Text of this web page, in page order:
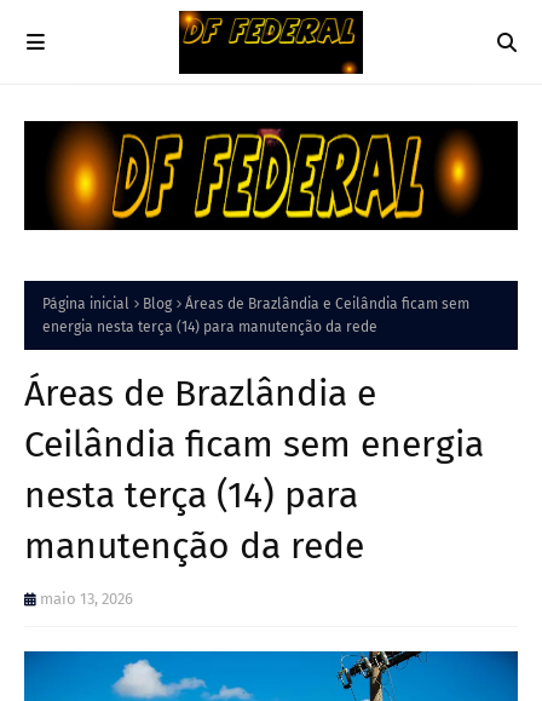
Página inicial Blog
Áreas de Brazlândia e Ceilândia ficam sem
energia nesta terça (14) para manutenção da rede
Áreas de Brazlândia e
Ceilândia ficam sem energia
nesta terça (14) para
manutenção da rede
maio 13, 2026